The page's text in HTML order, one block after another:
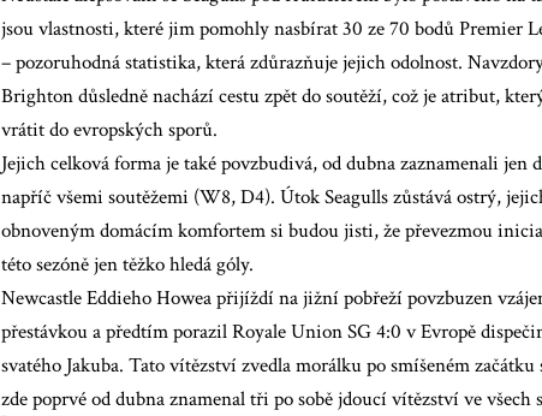
jsou vlastnosti, které jim pomohly nasbírat 30 ze 70 bodů Premier
– pozoruhodná statistika, která zdůrazňuje jejich odolnost.
Brighton důsledně nachází cestu zpět do soutěží, což je atribut,
vrátit do evropských sporů.
Jejich celková forma je také povzbudivá, od dubna zaznamenali jen
napříč všemi soutěžemi (W8, D4). Útok Seagulls zůstává ostrý,
obnoveným domácím komfortem si budou jisti, že převezmou
této sezóně jen těžko hledá góly.
Newcastle Eddieho Howea přijíždí na jižní pobřeží povzbuzen
přestávkou a předtím porazil Royale Union SG 4:0 v Evropě
svatého Jakuba. Tato vítězství zvedla morálku po smíšeném
zde poprvé od dubna znamenal tři po sobě jdoucí vítězství ve všech